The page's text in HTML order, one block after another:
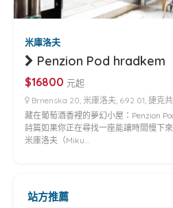
米庫洛夫
Penzion Pod hradkem
$16800 元起
Brnenska 20, 米庫洛夫, 692 01, 捷克
藏在葡萄酒香裡的夢幻小屋：Penzion
詩篇如果你正在尋找一座能讓時間慢下
米庫洛夫（Miku…
站方推薦